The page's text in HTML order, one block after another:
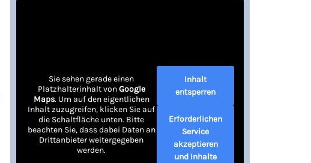
Sie sehen gerade einen
Platzhalterinhalt vonGoogle
Maps. Um auf den eigentlichen
Inhalt zuzugreifen, klicken Sie auf
die Schaltfläche unten. Bitte
beachten Sie, dass dabei Daten an
Drittanbieter weitergegeben
werden.
Inhalt
entsperren
Erforderlichen
Service
akzeptieren
und Inhalte